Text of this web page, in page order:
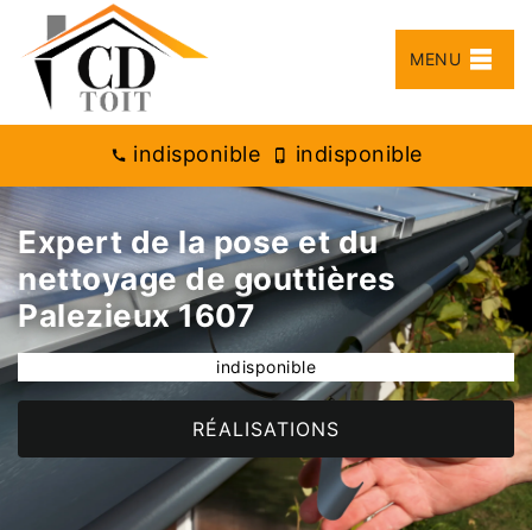
MENU
indisponible indisponible
Expert de la pose et du
nettoyage de gouttières
Palezieux 1607
indisponible
RÉALISATIONS